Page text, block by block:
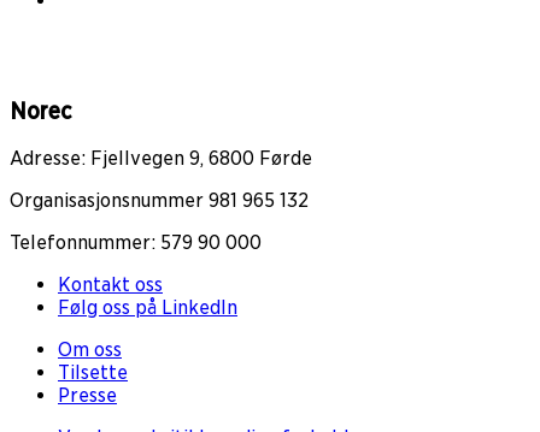
Norec
Adresse: Fjellvegen 9, 6800 Førde
Organisasjonsnummer 981 965 132
Telefonnummer: 579 90 000
Kontakt oss
Følg oss på LinkedIn
Om oss
Tilsette
Presse